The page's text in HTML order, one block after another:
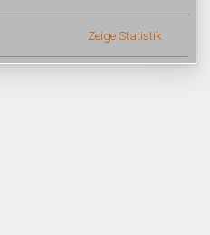
Zeige Statistik